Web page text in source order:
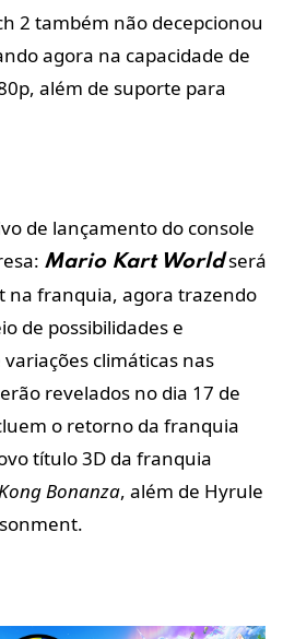
2 também não decepcionou
agora na capacidade de
além de suporte para
de lançamento do console
Mario Kart Worldserá
na franquia, agora trazendo
de possibilidades e
climáticas nas
revelados no dia 17 de
o retorno da franquia
título 3D da franquia
Bonanza, além de Hyrule